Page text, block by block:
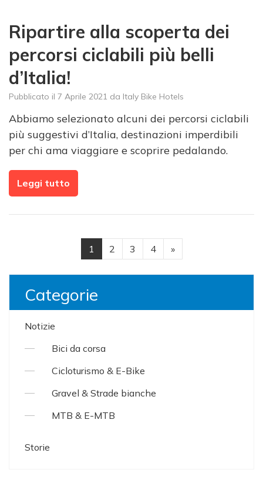
Ripartire alla scoperta dei
percorsi ciclabili più belli
d’Italia!
Pubblicato il 7 Aprile 2021 da Italy Bike Hotels
Abbiamo selezionato alcuni dei percorsi ciclabili
più suggestivi d’Italia, destinazioni imperdibili
per chi ama viaggiare e scoprire pedalando.
Leggi tutto
1 2 3 4 »
Categorie
Notizie
Bici da corsa
Cicloturismo & E-Bike
Gravel & Strade bianche
MTB & E-MTB
Storie